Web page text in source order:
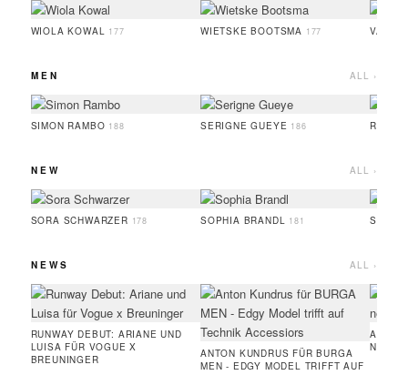
WIOLA KOWAL 177 WIETSKE BOOTSMA 177
MEN ALL ›
SIMON RAMBO 188 SERIGNE GUEYE 186
NEW ALL ›
SORA SCHWARZER 178 SOPHIA BRANDL 181
NEWS ALL ›
RUNWAY DEBUT: ARIANE UND
LUISA FÜR VOGUE X
BREUNINGER
ANTON KUNDRUS FÜR BURGA
MEN - EDGY MODEL TRIFFT AUF
AMIE
NEUE